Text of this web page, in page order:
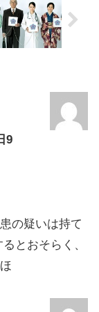
9
の疑いは持て
とおそらく、